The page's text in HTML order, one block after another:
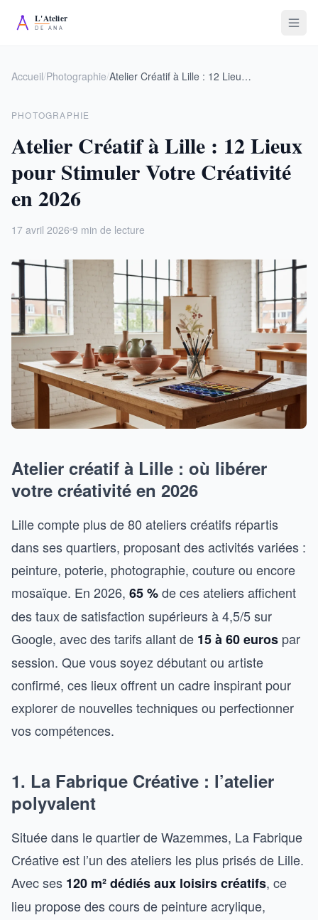
Accueil/Photographie/ Atelier Créatif à Lille : 12 Lieux pour Stimuler Votre Créativité en 2026
PHOTOGRAPHIE
Atelier Créatif à Lille : 12 Lieux
pour Stimuler Votre Créativité
en 2026
17 avril 2026 9 min de lecture
Atelier créatif à Lille : où libérer
votre créativité en 2026
Lille compte plus de 80 ateliers créatifs répartis
dans ses quartiers, proposant des activités variées :
peinture, poterie, photographie, couture ou encore
mosaïque. En 2026, 65 %de ces ateliers affichent
des taux de satisfaction supérieurs à 4,5/5 sur
Google, avec des tarifs allant de 15 à 60 euros par
session. Que vous soyez débutant ou artiste
confirmé, ces lieux offrent un cadre inspirant pour
explorer de nouvelles techniques ou perfectionner
vos compétences.
1. La Fabrique Créative : l’atelier
polyvalent
Située dans le quartier de Wazemmes, La Fabrique
Créative est l’un des ateliers les plus prisés de Lille.
Avec ses 120 m² dédiés aux loisirs créatifs, ce
lieu propose des cours de peinture acrylique,